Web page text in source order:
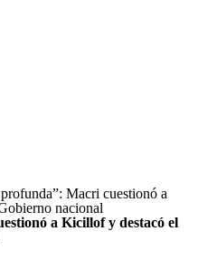
Macri cuestionó a
nacional
a Kicillof y destacó el